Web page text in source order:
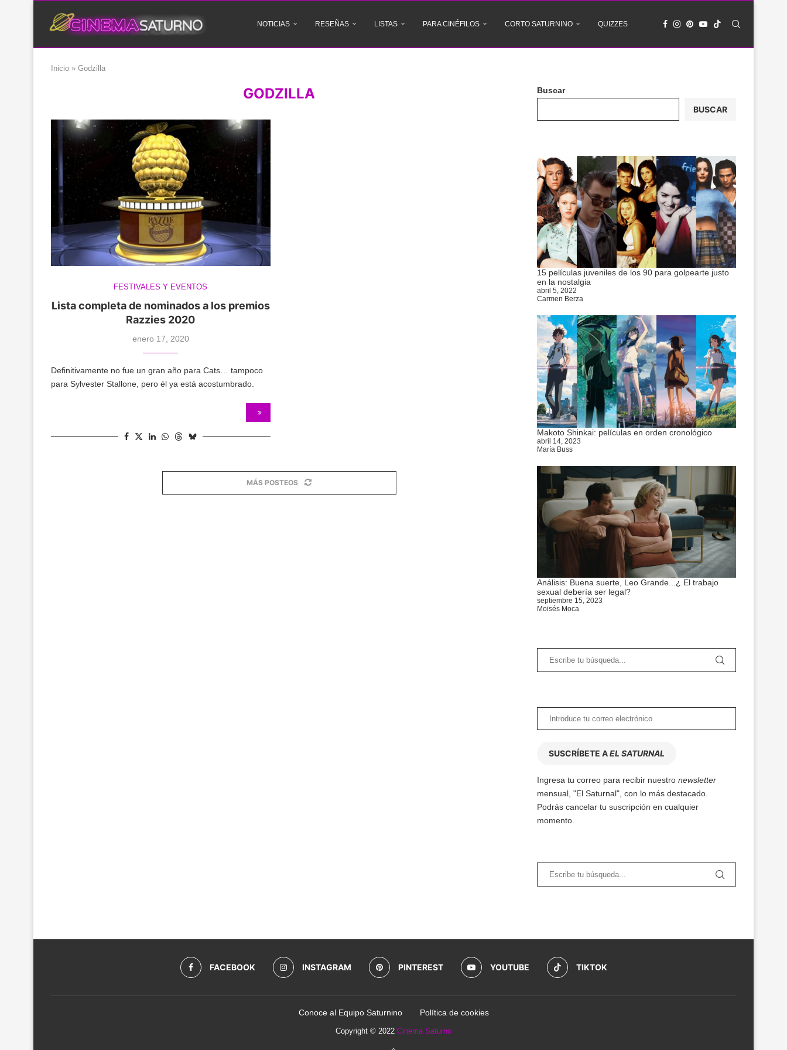
NOTICIAS RESEÑAS LISTAS PARA CINÉFILOS CORTO SATURNINO QUIZZES
Inicio » Godzilla
GODZILLA
FESTIVALES Y EVENTOS
Lista completa de nominados a los premios
Razzies 2020
enero 17, 2020
Definitivamente no fue un gran año para Cats… tampoco
para Sylvester Stallone, pero él ya está acostumbrado.
MÁS POSTEOS
Buscar
BUSCAR
15 películas juveniles de los 90 para golpearte justo
en la nostalgia
abril 5, 2022
Carmen Berza
Makoto Shinkai: películas en orden cronológico
abril 14, 2023
María Buss
Análisis: Buena suerte, Leo Grande...¿ El trabajo
sexual debería ser legal?
septiembre 15, 2023
Moisés Moca
SUSCRÍBETE AEL SATURNAL
Ingresa tu correo para recibir nuestro newsletter
mensual, "El Saturnal", con lo más destacado.
Podrás cancelar tu suscripción en cualquier
momento.
FACEBOOK INSTAGRAM PINTEREST YOUTUBE TIKTOK
Conoce al Equipo Saturnino Política de cookies
Copyright © 2022 Cinema Saturno